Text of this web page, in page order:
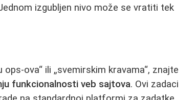
izgubljen nivo može se vratiti tek
ova“ ili „svemirskim kravama“, znajte
funkcionalnosti veb sajtova. Ovi zadaci